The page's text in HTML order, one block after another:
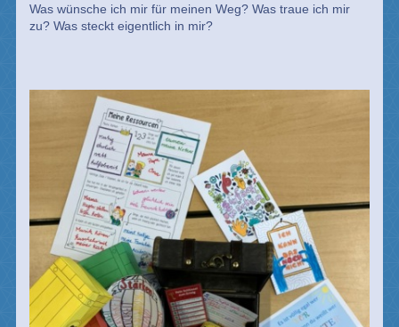
Was wünsche ich mir für meinen Weg? Was traue ich mir
zu? Was steckt eigentlich in mir?